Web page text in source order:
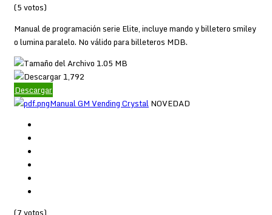
(5 votos)
Manual de programación serie Elite, incluye mando y billetero smiley
o lumina paralelo. No válido para billeteros MDB.
1.05 MB
1,792
Descargar
Manual GM Vending CrystalNOVEDAD